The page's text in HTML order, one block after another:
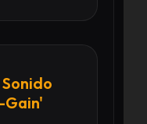
Gain'